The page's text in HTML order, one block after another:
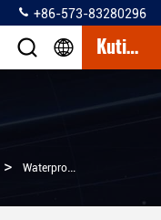
+86-573-83280296
Kutipan
> Waterproof Directional Drone Jammer 41X32X17cm Dengan Beberapa Band Kerja